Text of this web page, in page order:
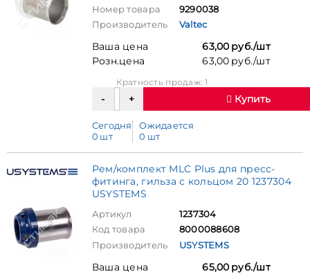
Номер товара
9290038
Производитель
Valtec
Ваша цена
63,00 руб./шт
Розн.цена
63,00 руб./шт
Кратность продаж: 1
Купить
Сегодня
0 шт
Ожидается
0 шт
Рем/комплект MLC Plus для пресс-
фитинга, гильза с кольцом 20 1237304
USYSTEMS
Артикул
1237304
Код товара
8000088608
Производитель
USYSTEMS
Ваша цена
65,00 руб./шт